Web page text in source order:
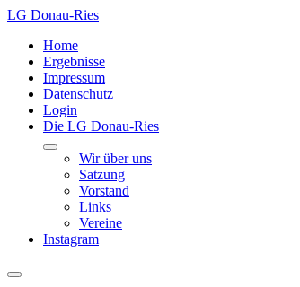
LG Donau-Ries
Home
Ergebnisse
Impressum
Datenschutz
Login
Die LG Donau-Ries
Wir über uns
Satzung
Vorstand
Links
Vereine
Instagram